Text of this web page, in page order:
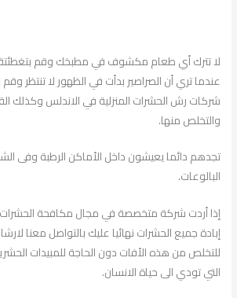
لا تترك أي طعام مكشوف في مطبخك وقم بتغطئتة
عندما تري أن الصراصير بدأت في الظهور لا تنتظر
شركات رش الحشرات المنزلية في الاندلس وكذلك
والتخلص منها.
تجدهم دائما يعيشون داخل الأماكن الرطبة وفى
البالوعات.
إذا أردت شركة متخصصة في مجال مكافحة
إبادة جميع الحشرات نهائيا عليك بالتواصل معنا
للتخلص من هذه الأفات دون الحاجة للمبيدات
التي تودي الى حياة الانسان.